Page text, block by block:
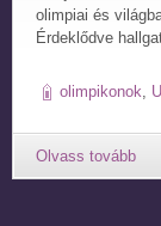
olimpiai és
Érdeklődve
olimpikonok